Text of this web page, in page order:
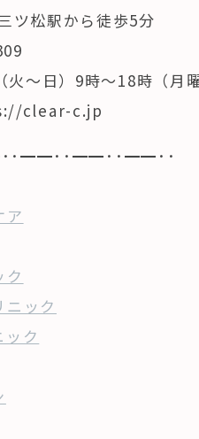
ツ松駅から徒歩5分
火〜日）9時〜18時（月曜
clear-c.jp
･━━･･━━･･━━･･
ア
ク
ック
ク